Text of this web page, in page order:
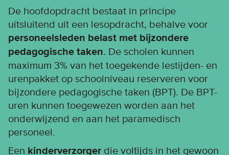
De hoofdopdracht bestaat in principe
uitsluitend uit een lesopdracht, behalve voor
personeelsleden belast met bijzondere
pedagogische taken. De scholen kunnen
maximum 3% van het toegekende lestijden- en
urenpakket op schoolniveau reserveren voor
bijzondere pedagogische taken (BPT). De BPT-
uren kunnen toegewezen worden aan het
onderwijzend en aan het paramedisch
personeel.
Een kinderverzorger die voltijds in het gewoon